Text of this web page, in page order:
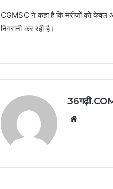
CGMSC ने कहा है कि मरीजों को केवल
निगरानी कर रही है।